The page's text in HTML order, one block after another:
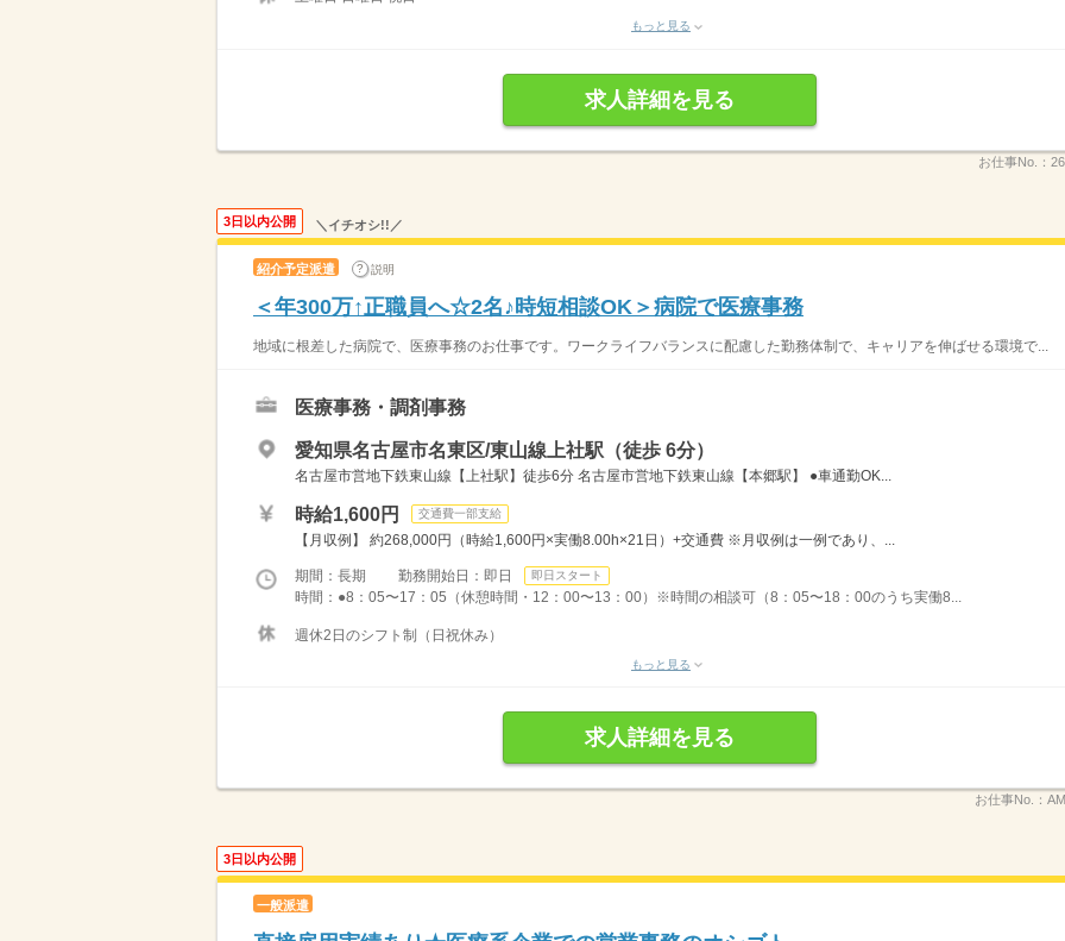
もっと見る
求人詳細を見る
お仕事No.：
3日以内公開 ＼イチオシ!!／
紹介予定派遣 説明
＜年300万↑正職員へ☆2名♪時短相談OK＞病院で医療事務
地域に根差した病院で、医療事務のお仕事です。ワークライフバランスに配慮した勤務体制で、キャリアを伸ばせる環境で...
医療事務・調剤事務
愛知県名古屋市名東区/東山線上社駅（徒歩 6分）
名古屋市営地下鉄東山線【上社駅】徒歩6分 名古屋市営地下鉄東山線【本郷駅】 ●車通勤OK...
時給1,600円 交通費一部支給
【月収例】 約268,000円（時給1,600円×実働8.00h×21日）+交通費 ※月収例は一例であり、...
期間：長期 勤務開始日：即日 即日スタート
時間：●8：05〜17：05（休憩時間・12：00〜13：00）※時間の相談可（8：05〜18：00のうち実働8...
週休2日のシフト制（日祝休み）
もっと見る
求人詳細を見る
お仕事No.：
3日以内公開
一般派遣